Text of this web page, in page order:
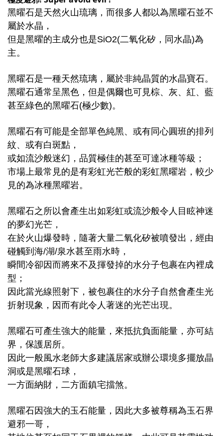
黑曜石是天然火山琉璃，而很多人都以為黑曜石並不
屬於水晶，
但是黑曜的主成分也是SiO2(二氧化矽，同水晶)為
主。
黑曜石是一種天然琉璃，屬於非純晶質的水晶寶石。
黑曜石通常呈黑色，但是偶爾也可見棕、灰、紅、藍
甚至綠色的黑曜石(極少數)。
黑曜石有可能是全部單色純黑、或有同心圓班的排列
紋、或有白斑點，
或如流沙般迷幻，品質極佳的甚至可達冰種等級；
市場上最常見的是有彩虹光芒般的彩虹黑曜岩，較少
見的為冰種黑曜岩。
黑曜石之所以會產生出如彩虹或流沙般令人目眩神迷
的夢幻光芒，
在於火山爆發時，隨著大量二氧化矽被噴發出，經由
碰觸到海/湖/泉水甚至雨水時，
瞬間冷卻因而將來不及揮發掉的水分子包裹在內裡成
型；
因此當光線照射下，被包裹住的水分子自然會產生光
折射現象，因而有此令人著迷的光芒出現。
黑曜石可產生強大的能量，來抵抗負面能量，亦可結
界，保護居所。
因此一般風水老師大多建議居家或辦公環境多擺放晶
洞或是黑曜石球，
一方面納財，二方面鎮宅擋煞。
黑曜石因強大的玉石能量，因此大多被尊稱為玉石界
避邪一哥，